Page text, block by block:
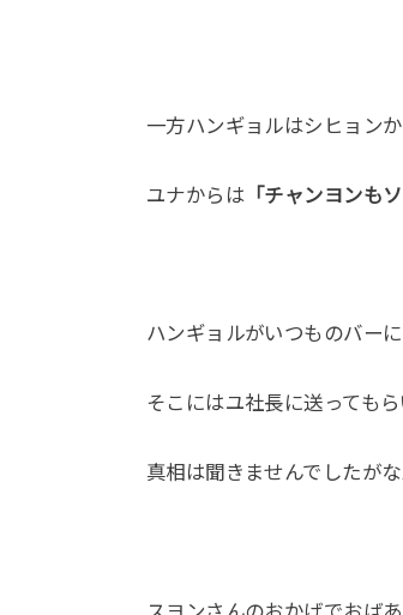
一方ハンギョルはシヒョンか
ユナからは 「チャンヨンも
ハンギョルがいつものバーに
そこにはユ社長に送っても
真相は聞きませんでしたが